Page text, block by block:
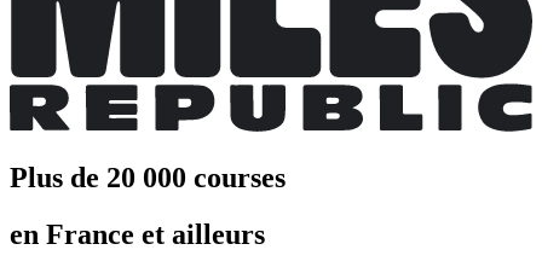
Plus de 20 000 courses
en France et ailleurs